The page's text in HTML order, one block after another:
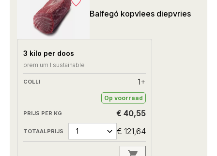
Balfegó kopvlees diepvries
3 kilo per doos
premium I sustainable
1+
Op voorraad
€ 40,55
€ 121,64